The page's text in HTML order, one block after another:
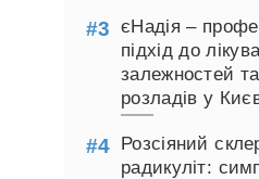
єНадія –
підхід до
залежностей
розладів у
Розсіяний
радикуліт: